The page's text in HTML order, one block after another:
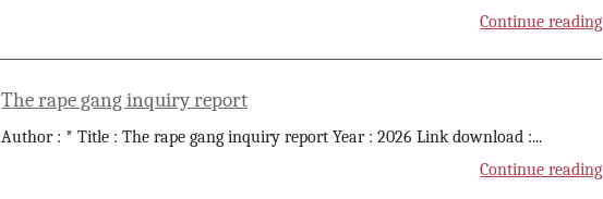
Continue reading
The rape gang inquiry report
Author : * Title : The rape gang inquiry report Year : 2026 Link download :...
Continue reading